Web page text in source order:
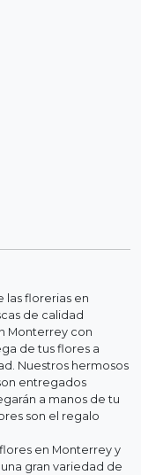
las florerias en
de calidad
Monterrey con
de tus flores a
Nuestros hermosos
entregados
a manos de tu
son el regalo
en Monterrey y
gran variedad de